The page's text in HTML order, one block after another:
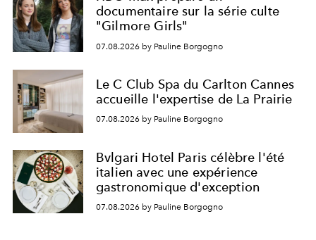
documentaire sur la série culte
"Gilmore Girls"
07.08.2026 by Pauline Borgogno
Le C Club Spa du Carlton Cannes
accueille l'expertise de La Prairie
07.08.2026 by Pauline Borgogno
Bvlgari Hotel Paris célèbre l'été
italien avec une expérience
gastronomique d'exception
07.08.2026 by Pauline Borgogno